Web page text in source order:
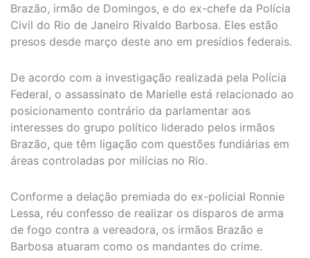
Brazão, irmão de Domingos, e do ex-chefe da Polícia
Civil do Rio de Janeiro Rivaldo Barbosa. Eles estão
presos desde março deste ano em presídios federais.
De acordo com a investigação realizada pela Polícia
Federal, o assassinato de Marielle está relacionado ao
posicionamento contrário da parlamentar aos
interesses do grupo político liderado pelos irmãos
Brazão, que têm ligação com questões fundiárias em
áreas controladas por milícias no Rio.
Conforme a delação premiada do ex-policial Ronnie
Lessa, réu confesso de realizar os disparos de arma
de fogo contra a vereadora, os irmãos Brazão e
Barbosa atuaram como os mandantes do crime.